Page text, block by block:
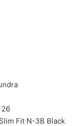
26
Fit N-3B Black